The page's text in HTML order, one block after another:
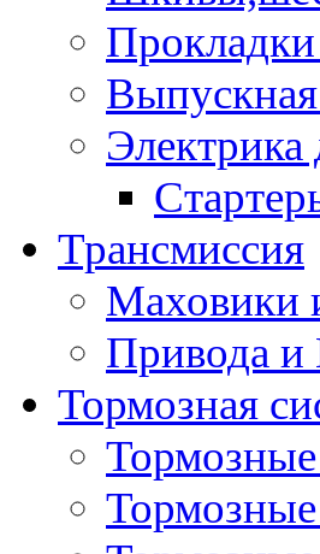
Электрика
Трансмиссия
Маховики
Привода
Тормозная